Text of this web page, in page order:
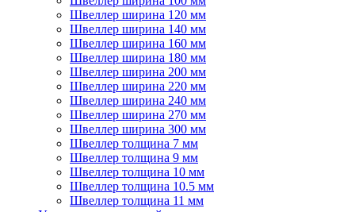
Швеллер ширина 120 мм
Швеллер ширина 140 мм
Швеллер ширина 160 мм
Швеллер ширина 180 мм
Швеллер ширина 200 мм
Швеллер ширина 220 мм
Швеллер ширина 240 мм
Швеллер ширина 270 мм
Швеллер ширина 300 мм
Швеллер толщина 7 мм
Швеллер толщина 9 мм
Швеллер толщина 10 мм
Швеллер толщина 10.5 мм
Швеллер толщина 11 мм